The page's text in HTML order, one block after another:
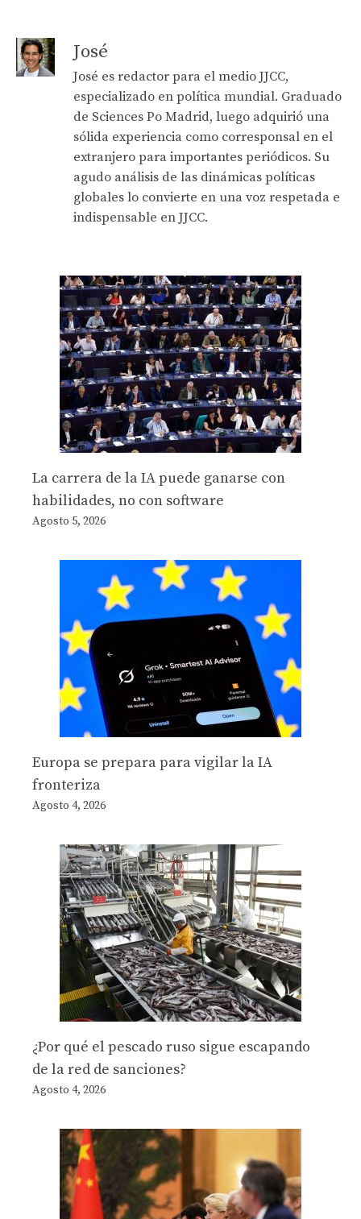
José
José es redactor para el medio JJCC,
especializado en política mundial. Graduado
de Sciences Po Madrid, luego adquirió una
sólida experiencia como corresponsal en el
extranjero para importantes periódicos. Su
agudo análisis de las dinámicas políticas
globales lo convierte en una voz respetada e
indispensable en JJCC.
La carrera de la IA puede ganarse con
habilidades, no con software
Agosto 5, 2026
Europa se prepara para vigilar la IA
fronteriza
Agosto 4, 2026
¿Por qué el pescado ruso sigue escapando
de la red de sanciones?
Agosto 4, 2026